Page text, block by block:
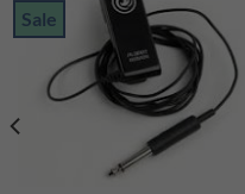
Sale